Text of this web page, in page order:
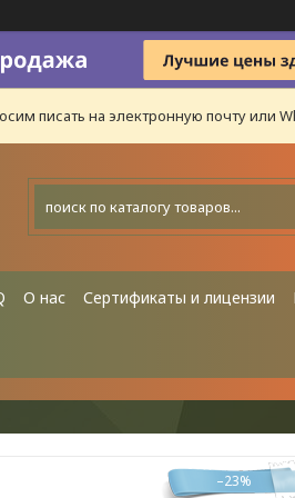
писать на электронную почту или
О нас Сертификаты и лицензии
–23%